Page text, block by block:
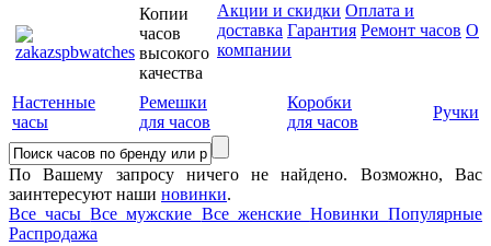
Копии
часов
высокого
качества
Акции и скидки Оплата и
доставка Гарантия Ремонт часов О
компании
Настенные
часы
Ремешки
для часов
Коробки
для часов
Ручки
По Вашему запросу ничего не найдено. Возможно, Вас
заинтересуют наши новинки.
Все часыВсе мужские Все женские НовинкиПопулярные
Распродажа